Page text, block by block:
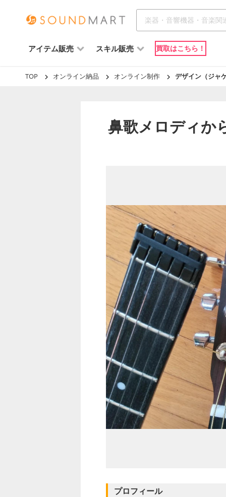
アイテム販売 スキル販売 買取はこちら！
TOP オンライン納品 オンライン制作 デザイン（ジャ
鼻歌メロディか
プロフィール